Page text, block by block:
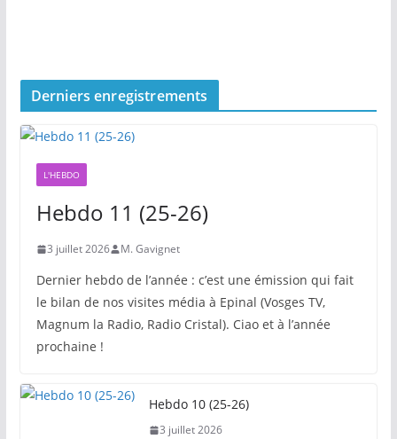
Derniers enregistrements
L'HEBDO
Hebdo 11 (25-26)
3 juillet 2026 M. Gavignet
Dernier hebdo de l’année : c’est une émission qui fait
le bilan de nos visites média à Epinal (Vosges TV,
Magnum la Radio, Radio Cristal). Ciao et à l’année
prochaine !
Hebdo 10 (25-26)
3 juillet 2026